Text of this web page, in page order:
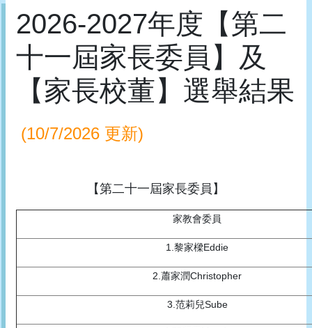
2026-2027年度【第二
十一屆家長委員】及
【家長校董】選舉結果
(10/7/2026 更新)
【第二十一屆家長委員】
家教會委員
1.黎家樑Eddie
2.蕭家潤Christopher
3.范莉兒Sube